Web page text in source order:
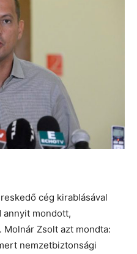
cég kirablásával
annyit mondott,
Molnár Zsolt azt mondta:
nemzetbiztonsági